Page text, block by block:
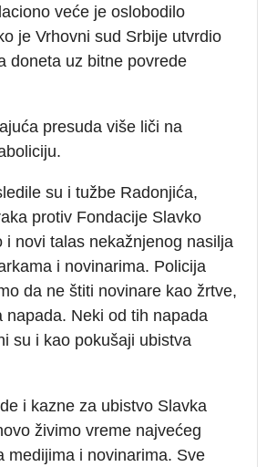
veće je oslobodilo
je Vrhovni sud Srbije utvrdio
doneta uz bitne povrede
presuda više liči na
su i tužbe Radonjića,
protiv Fondacije Slavko
i novi talas nekažnjenog nasilja
i novinarima. Policija
da ne štiti novinare kao žrtve,
napada. Neki od tih napada
su i kao pokušaji ubistva
i kazne za ubistvo Slavka
živimo vreme najvećeg
medijima i novinarima. Sve